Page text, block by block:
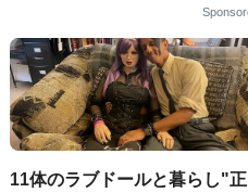
11体のラブドールと暮らし"正